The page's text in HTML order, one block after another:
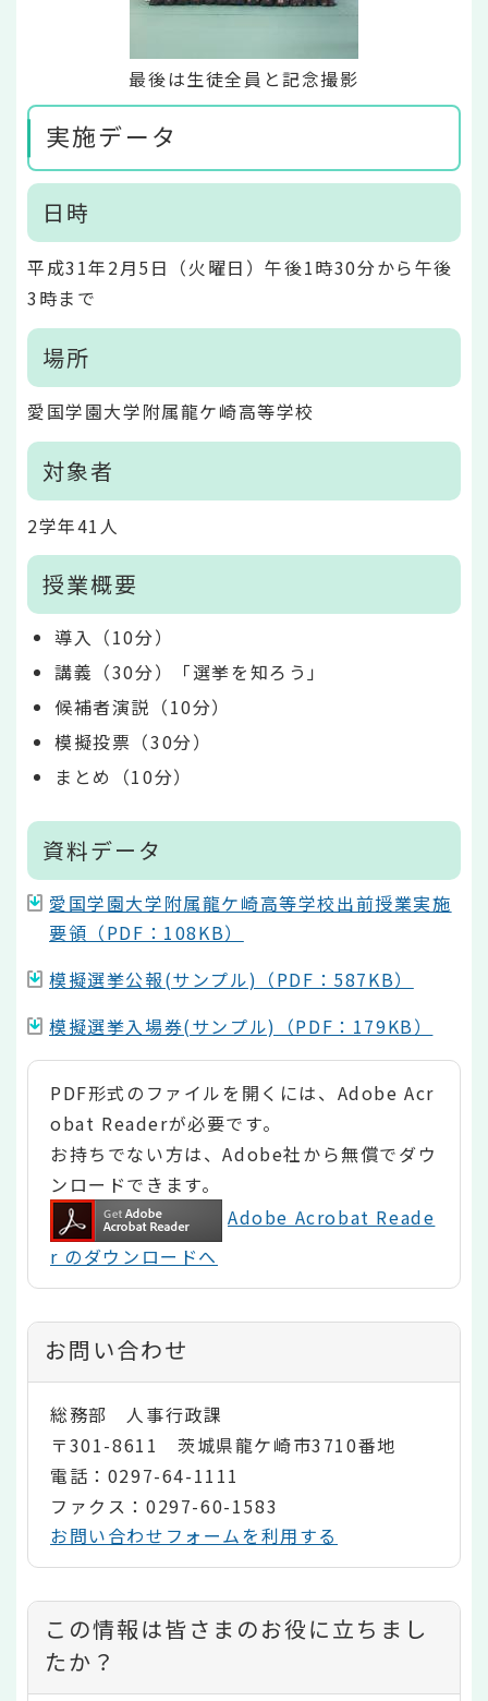
最後は生徒全員と記念撮影
実施データ
日時
平成31年2月5日（火曜日）午後1時30分から午後
3時まで
場所
愛国学園大学附属龍ケ崎高等学校
対象者
2学年41人
授業概要
導入（10分）
講義（30分）「選挙を知ろう」
候補者演説（10分）
模擬投票（30分）
まとめ（10分）
資料データ
愛国学園大学附属龍ケ崎高等学校出前授業実施
要領（PDF：108KB）
模擬選挙公報(サンプル)（PDF：587KB）
模擬選挙入場券(サンプル)（PDF：179KB）
PDF形式のファイルを開くには、Adobe Acr
obat Readerが必要です。
お持ちでない方は、Adobe社から無償でダウ
ンロードできます。
Adobe Acrobat Reade
r のダウンロードへ
お問い合わせ
総務部 人事行政課
〒301-8611 茨城県龍ケ崎市3710番地
電話：0297-64-1111
ファクス：0297-60-1583
お問い合わせフォームを利用する
コ
ン
この情報は皆さまのお役に立ちまし
たか？